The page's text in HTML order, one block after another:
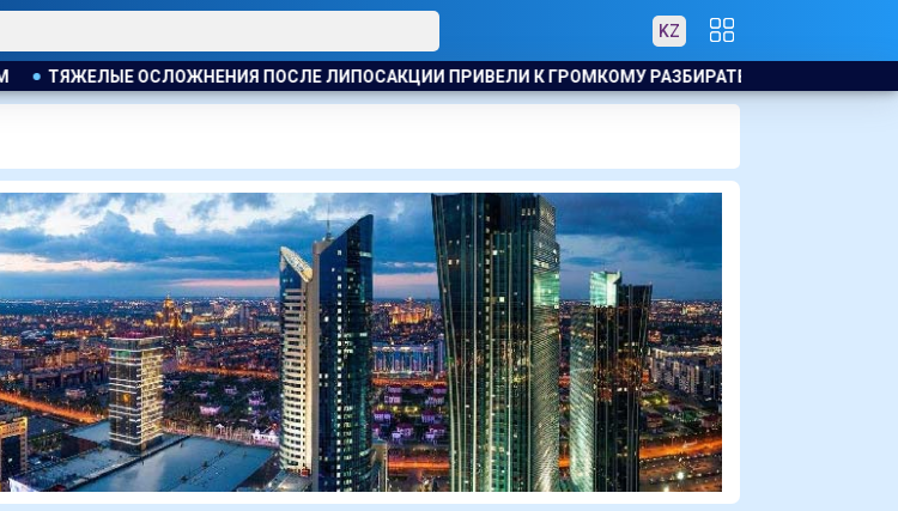
KZ
ТЯЖЕЛЫЕ ОСЛОЖНЕНИЯ ПОСЛЕ ЛИПОСАКЦИИ ПРИВЕЛИ К ГРОМКОМУ РАЗБИРАТЕЛЬСТВУ В АКТАУ